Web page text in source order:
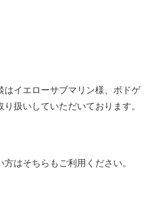
はイエローサブマリン様、ボドゲ
扱いしていただいております。
はそちらもご利用ください。